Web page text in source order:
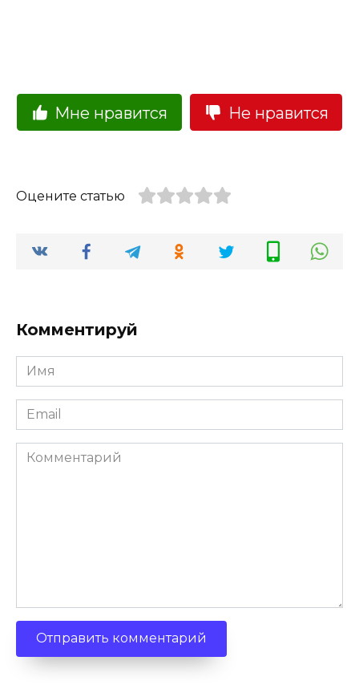
Мне нравится Не нравится
Оцените статью
Комментируй
Имя
Email
Комментарий